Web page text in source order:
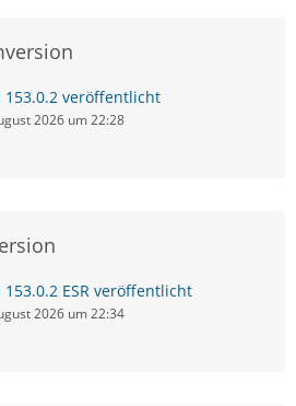
veröffentlicht
2026 um 22:28
ESR veröffentlicht
2026 um 22:34